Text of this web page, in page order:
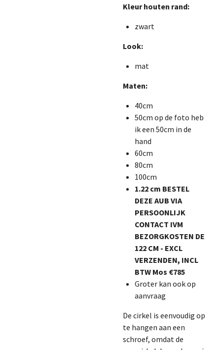
Kleur houten rand:
zwart
Look:
mat
Maten:
40cm
50cm op de foto heb
ik een 50cm in de
hand
60cm
80cm
100cm
1.22 cm BESTEL
DEZE AUB VIA
PERSOONLIJK
CONTACT IVM
BEZORGKOSTEN DE
122 CM - EXCL
VERZENDEN, INCL
BTW Mos €785
Groter kan ook op
aanvraag
De cirkel is eenvoudig op
te hangen aan een
schroef, omdat de